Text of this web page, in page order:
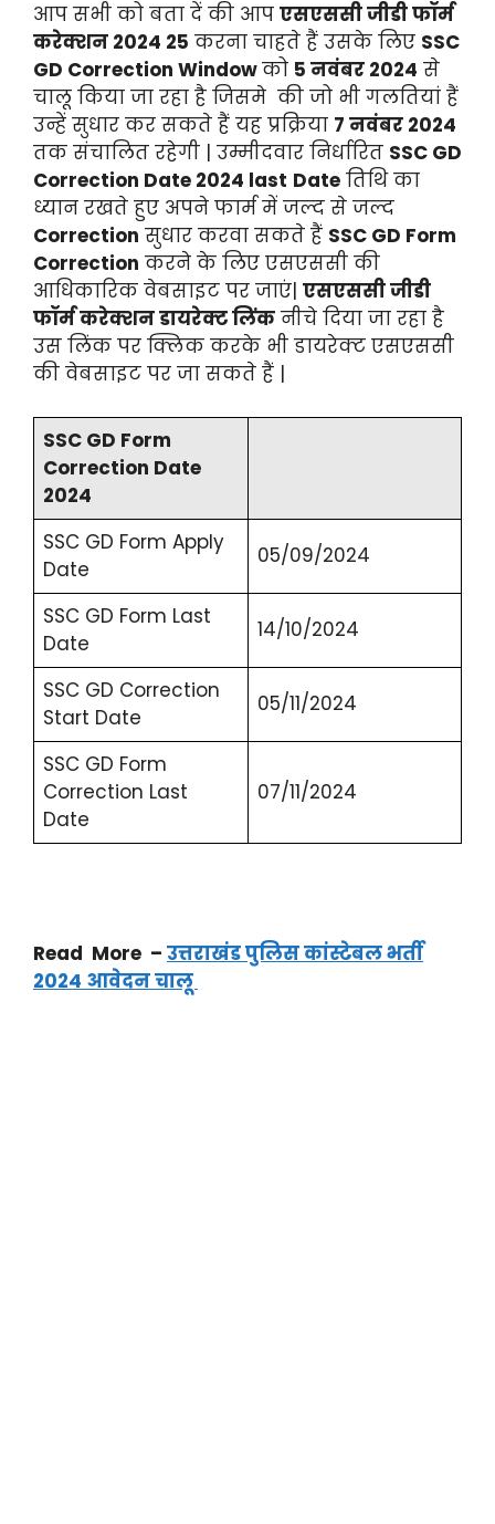
आप सभी को बता दें की आप एसएससी जीडी फॉर्म
करेक्शन 2024 25 करना चाहते हैं उसके लिए SSC
GD Correction Windowको 5 नवंबर 2024 से
चालू किया जा रहा है जिसमे की जो भी गलतियां हैं
उन्हें सुधार कर सकते हैं यह प्रक्रिया 7 नवंबर 2024
तक संचालित रहेगी | उम्मीदवार निर्धारित SSC GD
Correction Date 2024 last Date तिथि का
ध्यान रखते हुए अपने फार्म में जल्द से जल्द
Correction सुधार करवा सकते हैं SSC GD Form
Correction करने के लिए एसएससी की
आधिकारिक वेबसाइट पर जाएं| एसएससी जीडी
फॉर्म करेक्शन डायरेक्ट लिंक नीचे दिया जा रहा है
उस लिंक पर क्लिक करके भी डायरेक्ट एसएससी
की वेबसाइट पर जा सकते हैं |
SSC GD Form
Correction Date
2024
SSC GD Form Apply
Date
05/09/2024
SSC GD Form Last
Date
14/10/2024
SSC GD Correction
Start Date
05/11/2024
SSC GD Form
Correction Last
Date
07/11/2024
Read More – उत्तराखंड पुलिस कांस्टेबल भर्ती
2024 आवेदन चालू